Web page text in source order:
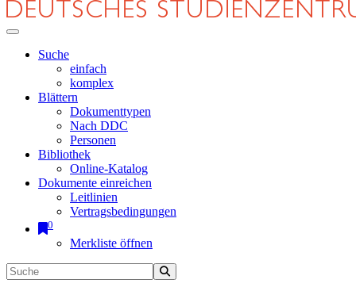
Suche
einfach
komplex
Blättern
Dokumenttypen
Nach DDC
Personen
Bibliothek
Online-Katalog
Dokumente einreichen
Leitlinien
Vertragsbedingungen
0
Merkliste öffnen